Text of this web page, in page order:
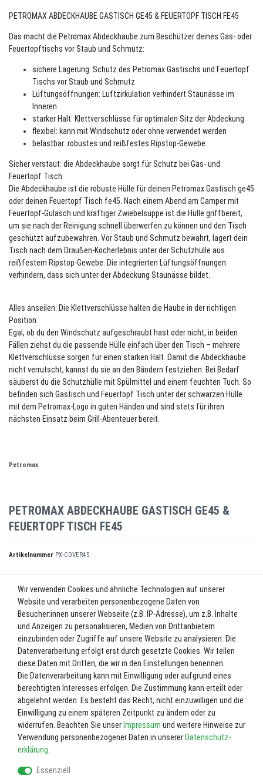
PETROMAX ABDECKHAUBE GASTISCH GE45 & FEUERTOPF TISCH FE45
Das macht die Petromax Abdeckhaube zum Beschützer deines Gas- oder
Feuertopftischs vor Staub und Schmutz:
sichere Lagerung: Schutz des Petromax Gastischs und Feuertopf
Tischs vor Staub und Schmutz
Lüftungsöffnungen: Luftzirkulation verhindert Staunässe im
Inneren
starker Halt: Klettverschlüsse für optimalen Sitz der Abdeckung
flexibel: kann mit Windschutz oder ohne verwendet werden
belastbar: robustes und reißfestes Ripstop-Gewebe
Sicher verstaut: die Abdeckhaube sorgt für Schutz bei Gas- und
Feuertopf Tisch
Die Abdeckhaube ist die robuste Hülle für deinen Petromax Gastisch ge45
oder deinen Feuertopf Tisch fe45. Nach einem Abend am Camper mit
Feuertopf-Gulasch und kräftiger Zwiebelsuppe ist die Hülle griffbereit,
um sie nach der Reinigung schnell überwerfen zu können und den Tisch
geschützt aufzubewahren. Vor Staub und Schmutz bewahrt, lagert dein
Tisch nach dem Draußen-Kocherlebnis unter der Schutzhülle aus
reißfestem Ripstop-Gewebe. Die integrierten Lüftungsöffnungen
verhindern, dass sich unter der Abdeckung Staunässe bildet.
Alles anseilen: Die Klettverschlüsse halten die Haube in der richtigen
Position
Egal, ob du den Windschutz aufgeschraubt hast oder nicht, in beiden
Fällen ziehst du die passende Hülle einfach über den Tisch – mehrere
Klettverschlüsse sorgen für einen starken Halt. Damit die Abdeckhaube
nicht verrutscht, kannst du sie an den Bändern festziehen. Bei Bedarf
säuberst du die Schutzhülle mit Spülmittel und einem feuchten Tuch. So
befinden sich Gastisch und Feuertopf Tisch unter der schwarzen Hülle
mit dem Petromax-Logo in guten Händen und sind stets für ihren
nächsten Einsatz beim Grill-Abenteuer bereit.
Petromax
PETROMAX ABDECKHAUBE GASTISCH GE45 &
FEUERTOPF TISCH FE45
Artikelnummer PX-COVER45
UVP 69,00 €
63,00 EUR*
Lieferzeit ca. 2-3 Werktage.
In den Warenkorb
Wunschliste
* inkl. ges. MwSt. zzgl. Versandkosten
Wir verwenden Cookies und ähnliche Technologien auf unserer
Website und verarbeiten personenbezogene Daten von
Besucher:innen unserer Webseite (z.B. IP-Adresse), um z.B. Inhalte
und Anzeigen zu personalisieren, Medien von Drittanbietern
einzubinden oder Zugriffe auf unsere Website zu analysieren. Die
Datenverarbeitung erfolgt erst durch gesetzte Cookies. Wir teilen
diese Daten mit Dritten, die wir in den Einstellungen benennen.
Die Datenverarbeitung kann mit Einwilligung oder aufgrund eines
berechtigten Interesses erfolgen. Die Zustimmung kann erteilt oder
abgelehnt werden. Es besteht das Recht, nicht einzuwilligen und die
Einwilligung zu einem späteren Zeitpunkt zu ändern oder zu
widerrufen. Beachten Sie unser Impressum und weitere Hinweise zur
Verwendung personenbezogener Daten in unserer Daten­schutz­
erklärung
Essenziell